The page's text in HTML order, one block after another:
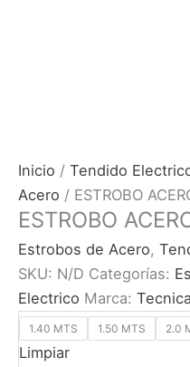
Inicio / Tendido
Acero / ESTROBO
ESTROBO
Estrobos de Acero,
SKU: N/D Categorías:
Electrico Marca:
1.40 MTS 1.50 MTS 2.0
Limpiar